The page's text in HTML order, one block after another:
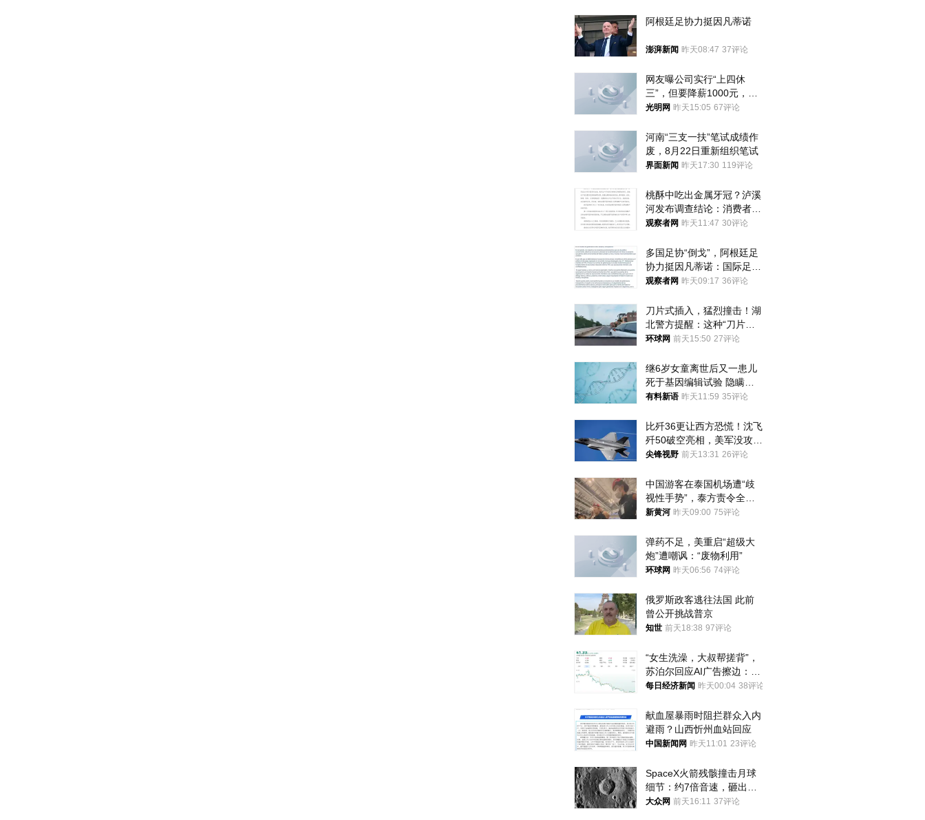
阿根廷足协力挺因凡蒂诺
澎湃新闻 昨天08:47 37评论
网友曝公司实行“上四休
三”，但要降薪1000元，不
接受只能辞职
光明网 昨天15:05 67评论
河南“三支一扶”笔试成绩作
废，8月22日重新组织笔试
界面新闻 昨天17:30 119评论
桃酥中吃出金属牙冠？泸溪
河发布调查结论：消费者已
澄清，所发视频情况不属实
观察者网 昨天11:47 30评论
多国足协“倒戈”，阿根廷足
协力挺因凡蒂诺：国际足联
今后应继续在其领导下前行
观察者网 昨天09:17 36评论
刀片式插入，猛烈撞击！湖
北警方提醒：这种“刀片超
车”，太危险了
环球网 前天15:50 27评论
继6岁女童离世后又一患儿
死于基因编辑试验 隐瞒一
年才对外披露
有料新语 昨天11:59 35评论
比歼36更让西方恐慌！沈飞
歼50破空亮相，美军没攻克
的技术被拿下
尖锋视野 前天13:31 26评论
中国游客在泰国机场遭“歧
视性手势”，泰方责令全面
调查，对责任人采取最严厉
新黄河 昨天09:00 75评论
弹药不足，美重启“超级大
炮”遭嘲讽：“废物利用”
环球网 昨天06:56 74评论
俄罗斯政客逃往法国 此前
曾公开挑战普京
知世 前天18:38 97评论
“女生洗澡，大叔帮搓背”，
苏泊尔回应AI广告擦边：视
频全下架，已强化内容管理
每日经济新闻 昨天00:04 38评论
献血屋暴雨时阻拦群众入内
避雨？山西忻州血站回应
中国新闻网 昨天11:01 23评论
SpaceX火箭残骸撞击月球
细节：约7倍音速，砸出直
径约30米撞击坑
大众网 前天16:11 37评论